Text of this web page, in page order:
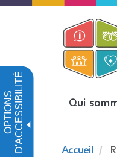
OPTIONSD'ACCESSIBILITÉ
Aller
Menu
Qui
Accueil